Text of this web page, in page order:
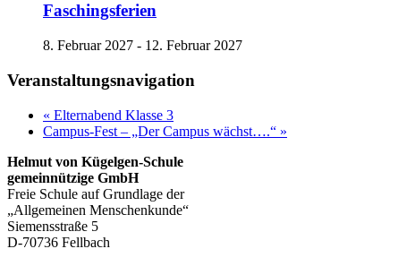
Faschingsferien
8. Februar 2027 - 12. Februar 2027
Veranstaltungsnavigation
« Elternabend Klasse 3
Campus-Fest – „Der Campus wächst….“ »
Helmut von Kügelgen-Schule
gemeinnützige GmbH
Freie Schule auf Grundlage der
„Allgemeinen Menschenkunde“
Siemensstraße 5
D-70736 Fellbach